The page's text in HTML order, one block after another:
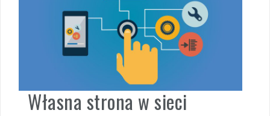
Własna strona w sieci